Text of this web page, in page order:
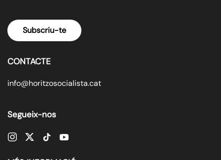
Subscriu-te
CONTACTE
info@horitzosocialista.cat
Segueix-nos